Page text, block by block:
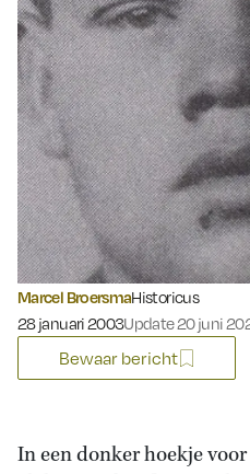
Marcel BroersmaHistoricus
Gepubliceerd op:
28 januari 2003Update 20 juni
Bewaar bericht
In een donker hoekje